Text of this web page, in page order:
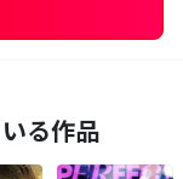
る作品